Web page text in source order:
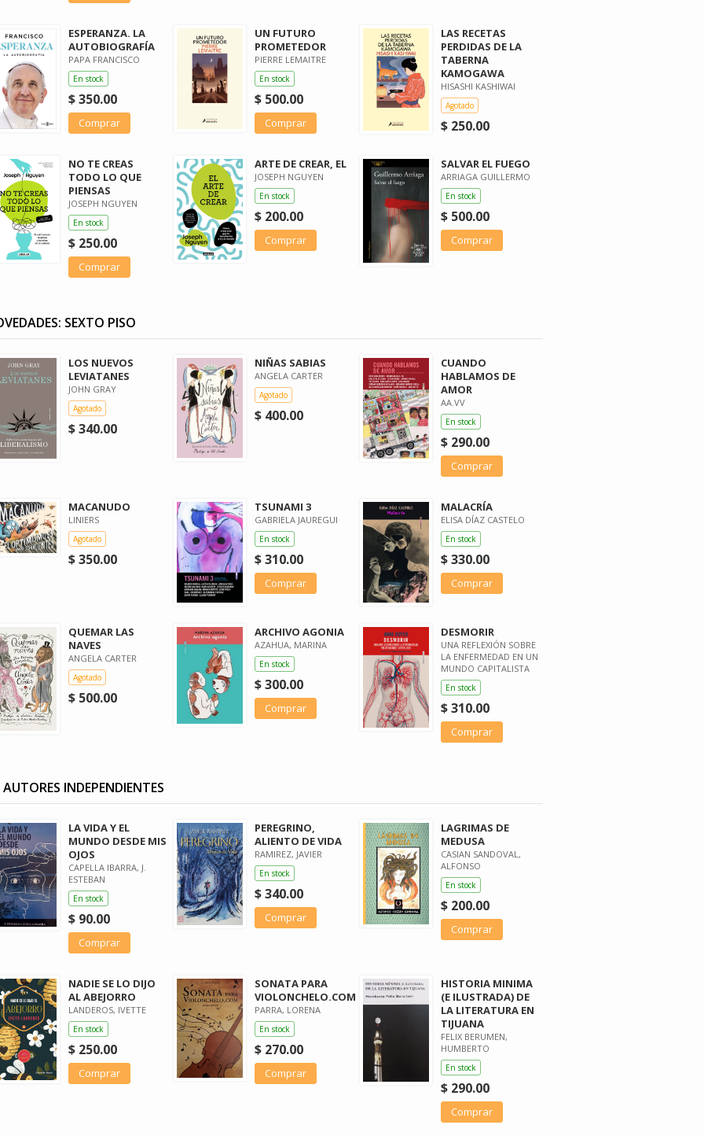
ESPERANZA. LA
AUTOBIOGRAFÍA
PAPA FRANCISCO
En stock
$ 350.00
Comprar
UN FUTURO
PROMETEDOR
PIERRE LEMAITRE
En stock
$ 500.00
Comprar
LAS RECETAS
PERDIDAS DE LA
TABERNA
KAMOGAWA
HISASHI KASHIWAI
Agotado
$ 250.00
NO TE CREAS
TODO LO QUE
PIENSAS
JOSEPH NGUYEN
En stock
$ 250.00
Comprar
ARTE DE CREAR, EL
JOSEPH NGUYEN
En stock
$ 200.00
Comprar
SALVAR EL FUEGO
ARRIAGA GUILLERMO
En stock
$ 500.00
Comprar
SEXTO PISO
LOS NUEVOS
LEVIATANES
JOHN GRAY
Agotado
$ 340.00
NIÑAS SABIAS
ANGELA CARTER
Agotado
$ 400.00
CUANDO
HABLAMOS DE
AMOR
AA.VV
En stock
$ 290.00
Comprar
MACANUDO
LINIERS
Agotado
$ 350.00
TSUNAMI 3
GABRIELA JAUREGUI
En stock
$ 310.00
Comprar
MALACRÍA
ELISA DÍAZ CASTELO
En stock
$ 330.00
Comprar
QUEMAR LAS
NAVES
ANGELA CARTER
Agotado
$ 500.00
ARCHIVO AGONIA
AZAHUA, MARINA
En stock
$ 300.00
Comprar
DESMORIR
UNA REFLEXIÓN SOBRE
LA ENFERMEDAD EN UN
MUNDO CAPITALISTA
En stock
$ 310.00
Comprar
AUTORES INDEPENDIENTES
LA VIDA Y EL
MUNDO DESDE MIS
OJOS
CAPELLA IBARRA, J.
ESTEBAN
En stock
$ 90.00
Comprar
PEREGRINO,
ALIENTO DE VIDA
RAMIREZ, JAVIER
En stock
$ 340.00
Comprar
LAGRIMAS DE
MEDUSA
CASIAN SANDOVAL,
ALFONSO
En stock
$ 200.00
Comprar
NADIE SE LO DIJO
AL ABEJORRO
LANDEROS, IVETTE
En stock
$ 250.00
Comprar
SONATA PARA
VIOLONCHELO.COM
PARRA, LORENA
En stock
$ 270.00
Comprar
HISTORIA MINIMA
(E ILUSTRADA) DE
LA LITERATURA EN
TIJUANA
FELIX BERUMEN,
HUMBERTO
En stock
$ 290.00
Comprar